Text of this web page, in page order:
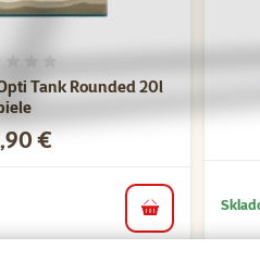
Tank Rounded 20l
€
do košíka